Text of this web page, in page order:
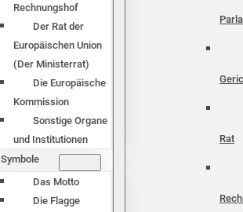
Rechnungshof
Der Rat der
Europäischen Union
(Der Ministerrat)
Die Europäische
Kommission
Sonstige Organe
und Institutionen
Symbole
Das Motto
Die Flagge
Rat